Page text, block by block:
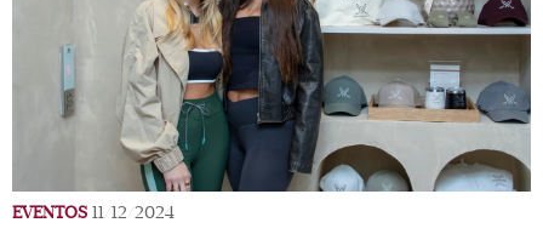
EVENTOS 11/12/2024